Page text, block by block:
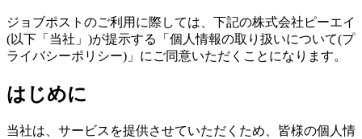
ジョブポストのご利用に際しては、下記の株式会社ピーエイ
(以下「当社」)が提示する「個人情報の取り扱いについて(プ
ライバシーポリシー)」にご同意いただくことになります。
はじめに
当社は、サービスを提供させていただくため、皆様の個人情